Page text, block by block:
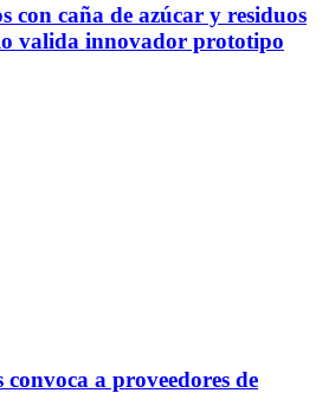
con caña de azúcar y residuos
valida innovador prototipo
a proveedores de